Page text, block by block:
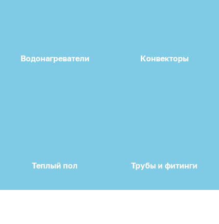
Водонагреватели Конвекторы
Теплый пол Трубы и фитинги